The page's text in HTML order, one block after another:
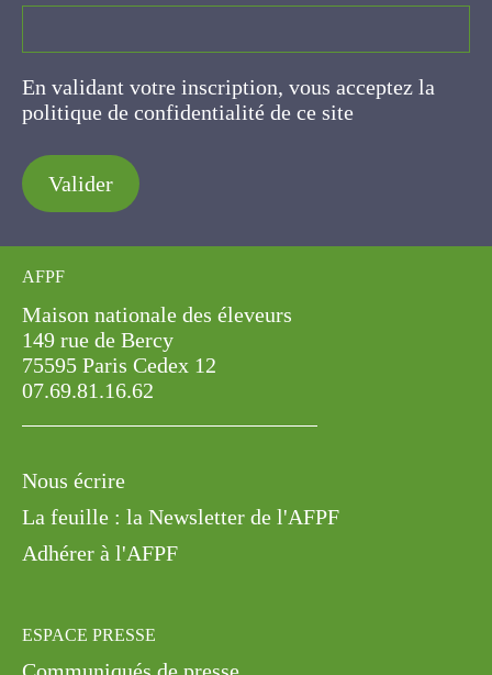
En validant votre inscription, vous acceptez la
politique de confidentialité de ce site
Valider
AFPF
Maison nationale des éleveurs
149 rue de Bercy
75595 Paris Cedex 12
07.69.81.16.62
Nous écrire
La feuille : la Newsletter de l'AFPF
Adhérer à l'AFPF
ESPACE PRESSE